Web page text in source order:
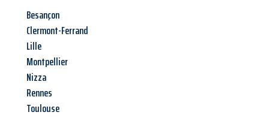
Besançon
Clermont-Ferrand
Lille
Montpellier
Nizza
Rennes
Toulouse